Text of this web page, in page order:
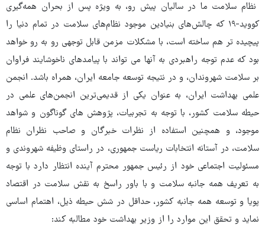
نظام سلامت ما در سالیان پیش رو، به ویژه پس از بحران همه‌گیری
کووید-۱۹ که چالش‌های بنیادین موجود نظام‌های سلامت در تمام دنیا را
پیچیده تر هم ساخته است، با مشکلات مزمن قابل توجهی رو به رو خواهد
بود که عدم توجه راهبردی به آنها می تواند با پیامدهای ناخوشایند فراوان
بر سلامت شهروندان، و در نتیجه توسعه جامعه ایران، همراه باشد. انجمن
علمی بهداشت ایران، به عنوان یکی از قدیمی‌ترین انجمن‌های علمی در
حیطه سلامت کشور، با توجه به تجربیات، پژوهش های گوناگون و شواهد
موجود، و همچنین استفاده از نظرات خبرگان و صاحب نظران نظام
سلامت، در آستانه انتخابات ریاست جمهوری، در راستای وظیفه شهروندی و
مسئولیت اجتماعی خود از رئیس جمهور محترم آینده انتظار دارد با توجه
به تعریف همه جانبه سلامت و با باور راسخ به نقش سلامت در اقتصاد
پویا و توسعه همه جانبه کشور، حداقل در شش حیطه ذیل، اهتمام اساسی
نماید و تحقق این موارد را از وزیر بهداشت خود مطالبه کند: